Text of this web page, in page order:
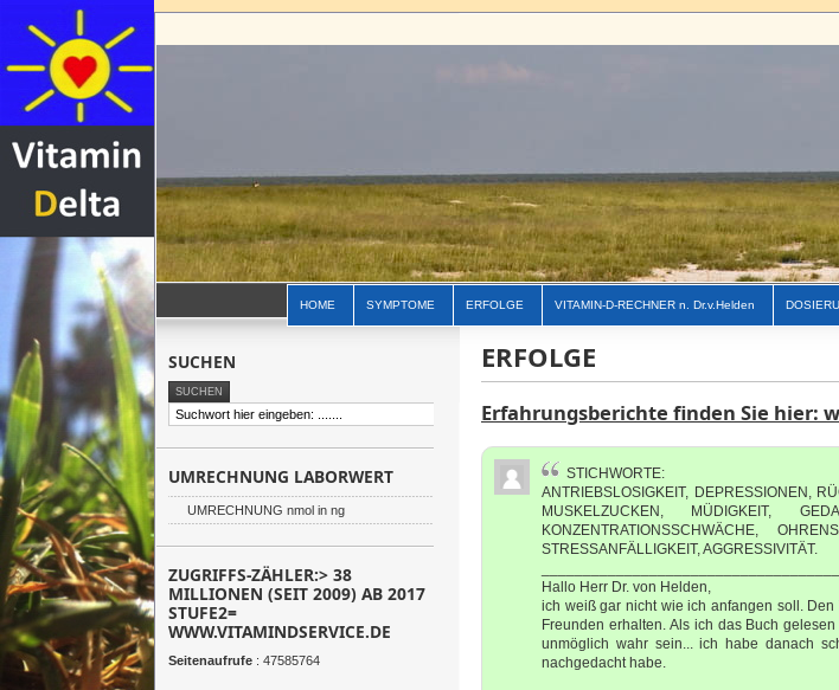
HOME SYMPTOME ERFOLGE VITAMIN-D-RECHNER n. Dr.v.Helden
ERFOLGE
Erfahrungsberichte finden Sie hier:
STICHWORTE:
ANTRIEBSLOSIGKEIT, DEPRESSIONEN,
MUSKELZUCKEN, MÜDIGKEIT,
KONZENTRATIONSSCHWÄCHE,
STRESSANFÄLLIGKEIT, AGGRESSIVITÄT.
Hallo Herr Dr. von Helden,
ich weiß gar nicht wie ich anfangen soll.
Freunden erhalten. Als ich das Buch
unmöglich wahr sein... ich habe danach
nachgedacht habe.
SUCHEN
UMRECHNUNG LABORWERT
UMRECHNUNG nmol in ng
ZUGRIFFS-ZÄHLER:> 38
MILLIONEN (SEIT 2009) AB 2017
STUFE2=
WWW.VITAMINDSERVICE.DE
Seitenaufrufe : 47585764